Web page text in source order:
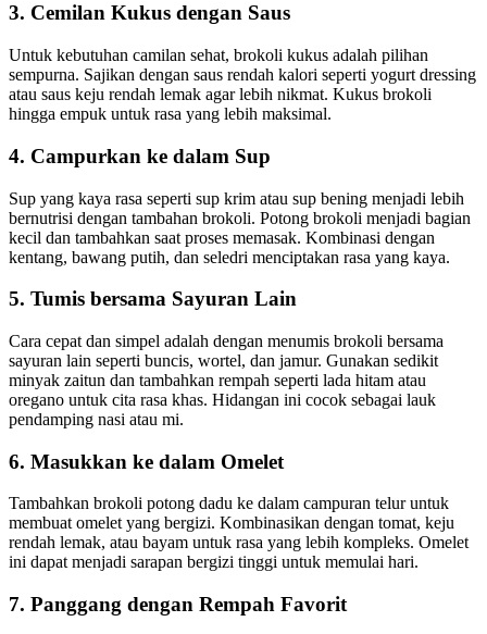
3. Cemilan Kukus dengan Saus
Untuk kebutuhan camilan sehat, brokoli kukus adalah pilihan
sempurna. Sajikan dengan saus rendah kalori seperti yogurt dressing
atau saus keju rendah lemak agar lebih nikmat. Kukus brokoli
hingga empuk untuk rasa yang lebih maksimal.
4. Campurkan ke dalam Sup
Sup yang kaya rasa seperti sup krim atau sup bening menjadi lebih
bernutrisi dengan tambahan brokoli. Potong brokoli menjadi bagian
kecil dan tambahkan saat proses memasak. Kombinasi dengan
kentang, bawang putih, dan seledri menciptakan rasa yang kaya.
5. Tumis bersama Sayuran Lain
Cara cepat dan simpel adalah dengan menumis brokoli bersama
sayuran lain seperti buncis, wortel, dan jamur. Gunakan sedikit
minyak zaitun dan tambahkan rempah seperti lada hitam atau
oregano untuk cita rasa khas. Hidangan ini cocok sebagai lauk
pendamping nasi atau mi.
6. Masukkan ke dalam Omelet
Tambahkan brokoli potong dadu ke dalam campuran telur untuk
membuat omelet yang bergizi. Kombinasikan dengan tomat, keju
rendah lemak, atau bayam untuk rasa yang lebih kompleks. Omelet
ini dapat menjadi sarapan bergizi tinggi untuk memulai hari.
7. Panggang dengan Rempah Favorit